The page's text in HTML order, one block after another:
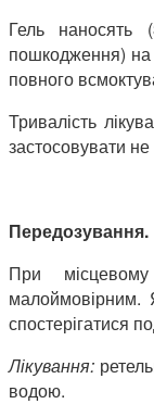
Гель
пошкодження)
повного
Тривалість
застосовувати
Передозування.
При
малоймовірним.
спостерігатися
Лікування:
водою.